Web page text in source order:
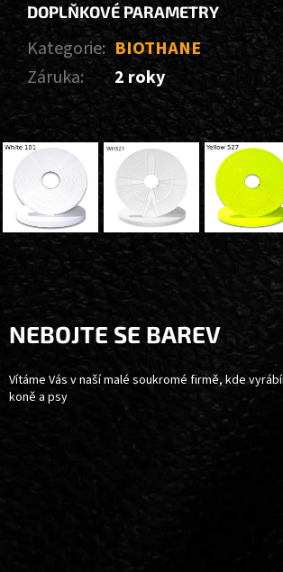
DOPLŇKOVÉ PARAMETRY
Kategorie: BIOTHANE
Záruka: 2 roky
P
ANEBOJTE SE BAREV
Vítáme Vás v naší malé soukromé firmě, kde
koně a psy